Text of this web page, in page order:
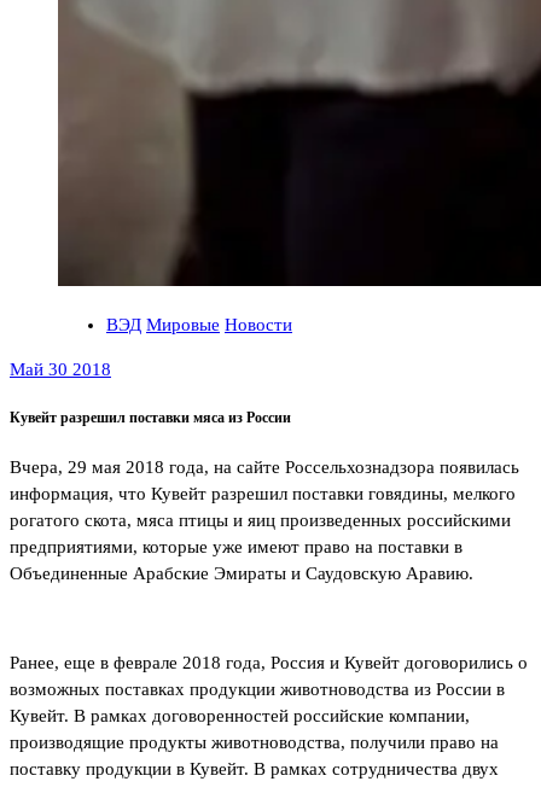
ВЭД Мировые Новости
Май 30 2018
Кувейт разрешил поставки мяса из России
Вчера, 29 мая 2018 года, на сайте Россельхознадзора появилась
информация, что Кувейт разрешил поставки говядины, мелкого
рогатого скота, мяса птицы и яиц произведенных российскими
предприятиями, которые уже имеют право на поставки в
Объединенные Арабские Эмираты и Саудовскую Аравию.
Ранее, еще в феврале 2018 года, Россия и Кувейт договорились о
возможных поставках продукции животноводства из России в
Кувейт. В рамках договоренностей российские компании,
производящие продукты животноводства, получили право на
поставку продукции в Кувейт. В рамках сотрудничества двух